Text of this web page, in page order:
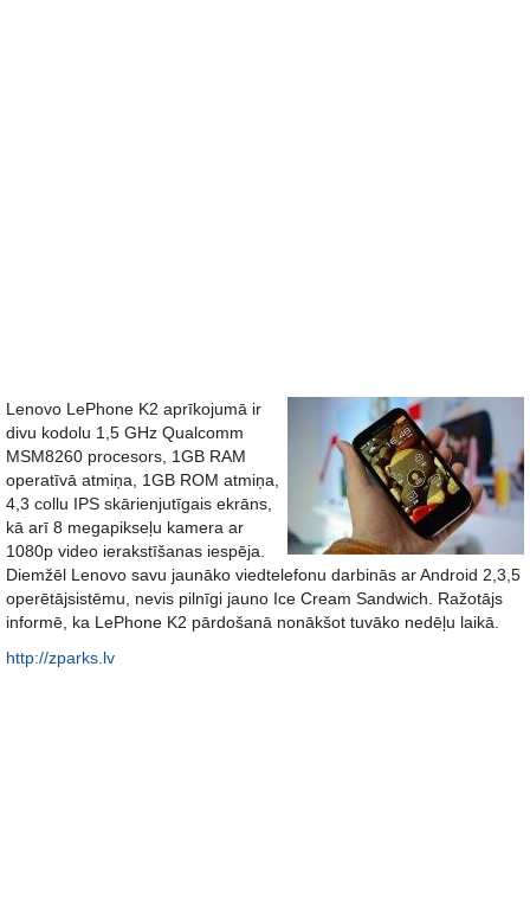
Lenovo LePhone K2 aprīkojumā ir
divu kodolu 1,5 GHz Qualcomm
MSM8260 procesors, 1GB RAM
operatīvā atmiņa, 1GB ROM atmiņa,
4,3 collu IPS skārienjutīgais ekrāns,
kā arī 8 megapikseļu kamera ar
1080p video ierakstīšanas iespēja.
Diemžēl Lenovo savu jaunāko viedtelefonu darbinās ar Android 2,3,5
operētājsistēmu, nevis pilnīgi jauno Ice Cream Sandwich. Ražotājs
informē, ka LePhone K2 pārdošanā nonākšot tuvāko nedēļu laikā.
http://zparks.lv